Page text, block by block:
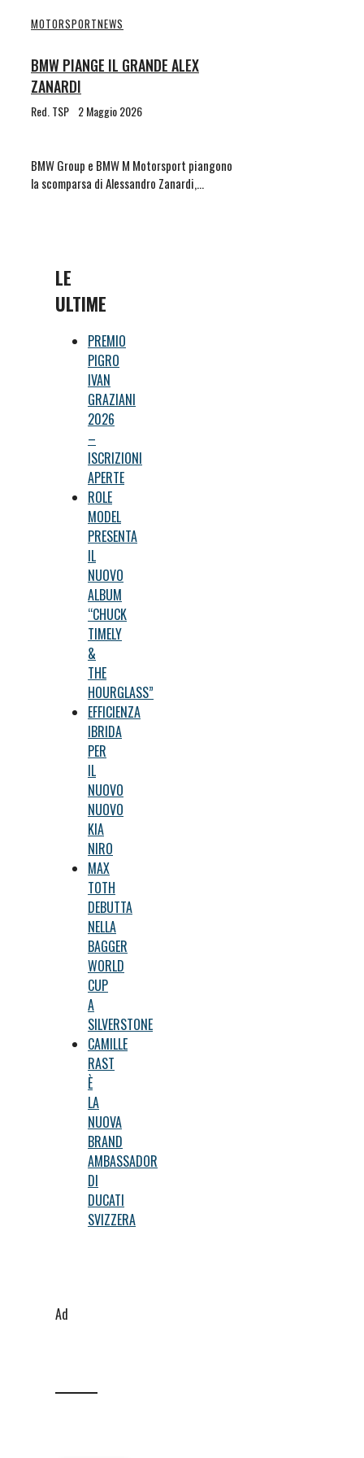
MOTORSPORTNEWS
BMW PIANGE IL GRANDE ALEX
ZANARDI
Red. TSP 2 Maggio 2026
BMW Group e BMW M Motorsport piangono
la scomparsa di Alessandro Zanardi,…
LE
ULTIME
PREMIO
PIGRO
IVAN
GRAZIANI
2026
–
ISCRIZIONI
APERTE
ROLE
MODEL
PRESENTA
IL
NUOVO
ALBUM
“CHUCK
TIMELY
&
THE
HOURGLASS”
EFFICIENZA
IBRIDA
PER
IL
NUOVO
NUOVO
KIA
NIRO
MAX
TOTH
DEBUTTA
NELLA
BAGGER
WORLD
CUP
A
SILVERSTONE
CAMILLE
RAST
È
LA
NUOVA
BRAND
AMBASSADOR
DI
DUCATI
SVIZZERA
Ad